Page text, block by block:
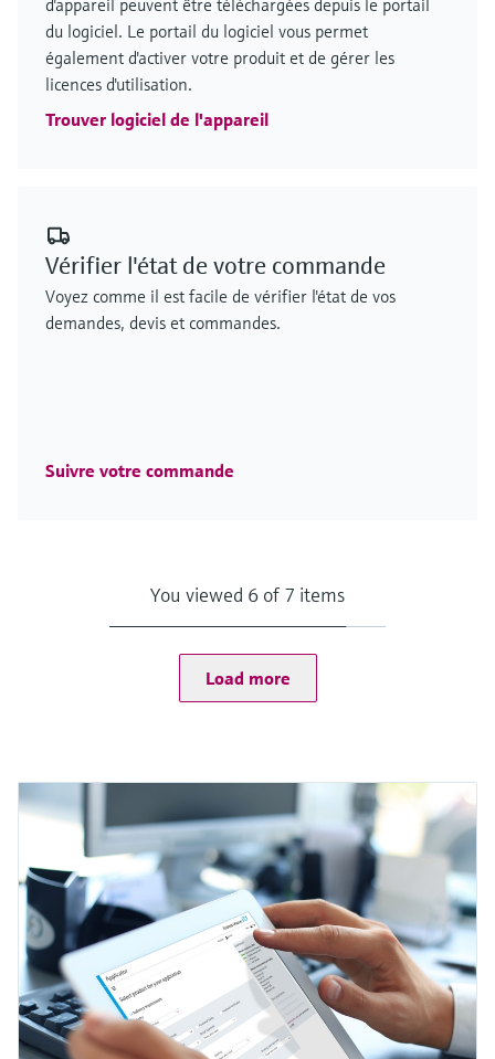
d'appareil peuvent être téléchargées depuis le portail
du logiciel. Le portail du logiciel vous permet
également d'activer votre produit et de gérer les
licences d'utilisation.
Trouver logiciel de l'appareil
Vérifier l'état de votre commande
Voyez comme il est facile de vérifier l'état de vos
demandes, devis et commandes.
Suivre votre commande
You viewed 6 of 7 items
Load more